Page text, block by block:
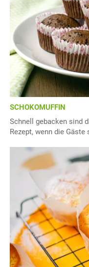
SCHOKOMUFFIN
Schnell gebacken sind
Rezept, wenn die